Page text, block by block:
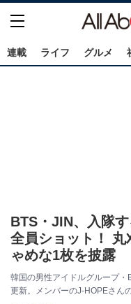
連載 ライフ グルメ
BTS・JIN、入隊
全員ショット！
ゃめな1枚を披露
韓国の男性アイドルグループ
更新。メンバーのJ-HOPEさん